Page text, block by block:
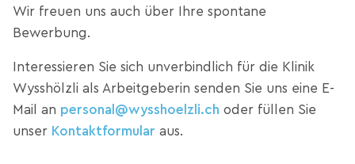
Wir freuen uns auch über Ihre spontane
Bewerbung.
Interessieren Sie sich unverbindlich für die Klinik
Wysshölzli als Arbeitgeberin senden Sie uns eine E-
Mail an personal@wysshoelzli.ch oder füllen Sie
unser Kontaktformular aus.